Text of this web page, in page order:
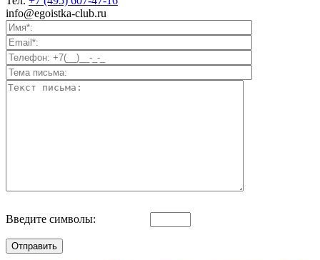
info@egoistka-club.ru
Введите символы: